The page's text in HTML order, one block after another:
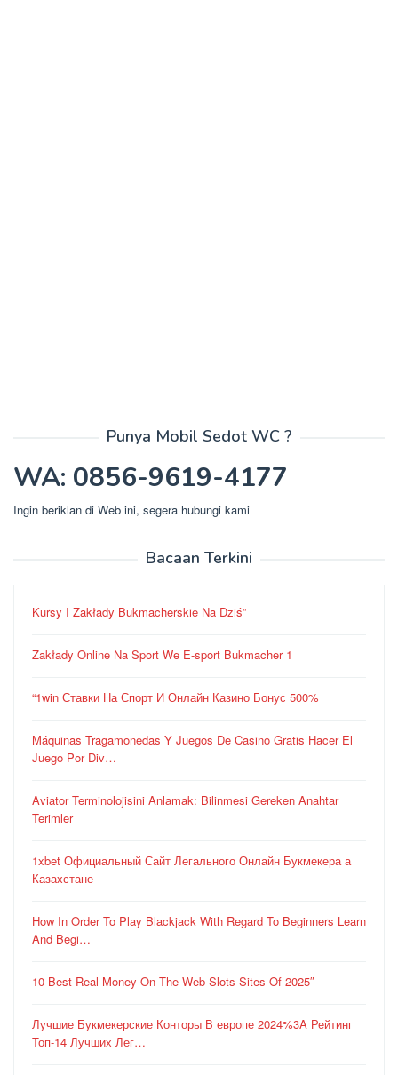
Punya Mobil Sedot WC ?
WA: 0856-9619-4177
Ingin beriklan di Web ini, segera hubungi kami
Bacaan Terkini
Kursy I Zakłady Bukmacherskie Na Dziś”
Zakłady Online Na Sport We E-sport Bukmacher 1
“1win Ставки На Спорт И Онлайн Казино Бонус 500%
Máquinas Tragamonedas Y Juegos De Casino Gratis Hacer El
Juego Por Div…
Aviator Terminolojisini Anlamak: Bilinmesi Gereken Anahtar
Terimler
1xbet Официальный Сайт Легального Онлайн Букмекера а
Казахстане
How In Order To Play Blackjack With Regard To Beginners Learn
And Begi…
10 Best Real Money On The Web Slots Sites Of 2025″
Лучшие Букмекерские Конторы В европе 2024%3A Рейтинг
Топ-14 Лучших Лег…